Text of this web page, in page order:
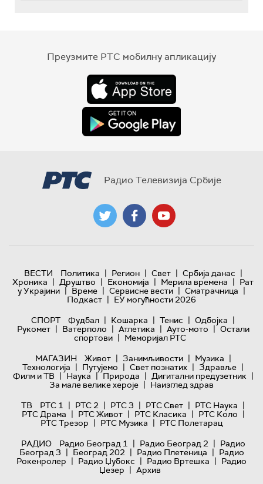
Преузмите РТС мобилну апликацију
Радио Телевизија Србије
ВЕСТИ Политика | Регион | Свет | Србија данас |
Хроника | Друштво | Економија | Мерила времена | Рат
у Украјини | Време | Сервисне вести | Сматрачница |
Подкаст | ЕУ могућности 2026
СПОРТ
Фудбал | Кошарка | Тенис | Одбојка |
Рукомет | Ватерполо | Атлетика | Ауто-мото | Остали
спортови | Меморијал РТС
МАГАЗИН
Живот | Занимљивости | Музика |
Технологијa | Путујемо | Свет познатих | Здравље |
Филм и ТВ | Наука | Природа | Дигитални предузетник |
За мале велике хероје | Наизглед здрав
ТВ
РТС 1 | РТС 2 | РТС 3 | РТС Свет | РТС Наука |
РТС Драма | РТС Живот | РТС Класика | РТС Коло |
РТС Трезор | РТС Музика | РТС Полетарац
РАДИО
Радио Београд 1 | Радио Београд 2 | Радио
Београд 3 | Београд 202 | Радио Плетеница | Радио
Рокенролер | Радио Џубокс | Радио Вртешка | Радио
Џезер | Архив